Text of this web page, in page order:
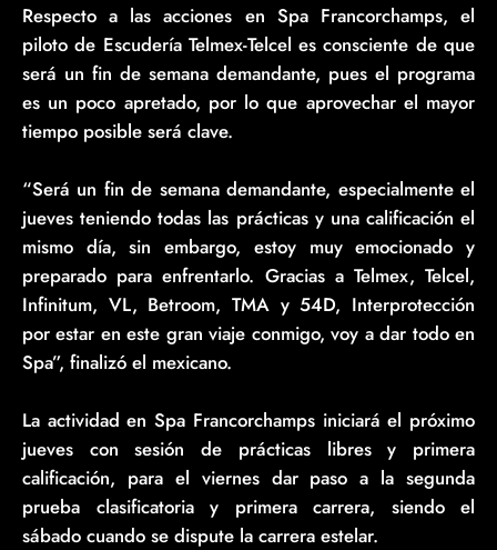
Respecto a las acciones en Spa Francorchamps, el
piloto de Escudería Telmex-Telcel es consciente de que
será un fin de semana demandante, pues el programa
es un poco apretado, por lo que aprovechar el mayor
tiempo posible será clave.
“Será un fin de semana demandante, especialmente el
jueves teniendo todas las prácticas y una calificación el
mismo día, sin embargo, estoy muy emocionado y
preparado para enfrentarlo. Gracias a Telmex, Telcel,
Infinitum, VL, Betroom, TMA y 54D, Interprotección
por estar en este gran viaje conmigo, voy a dar todo en
Spa”, finalizó el mexicano.
La actividad en Spa Francorchamps iniciará el próximo
jueves con sesión de prácticas libres y primera
calificación, para el viernes dar paso a la segunda
prueba clasificatoria y primera carrera, siendo el
sábado cuando se dispute la carrera estelar.